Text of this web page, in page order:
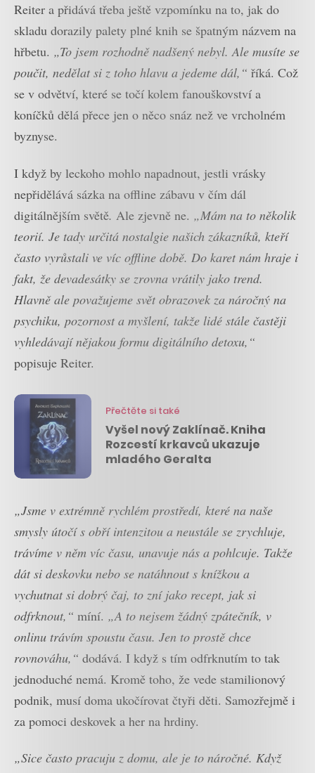
Reiter a přidává třeba ještě vzpomínku na to, jak do
skladu dorazily palety plné knih se špatným názvem na
hřbetu. „To jsem rozhodně nadšený nebyl. Ale musíte se
poučit, nedělat si z toho hlavu a jedeme dál,“ říká. Což
se v odvětví, které se točí kolem fanouškovství a
koníčků dělá přece jen o něco snáz než ve vrcholném
byznyse.
I když by leckoho mohlo napadnout, jestli vrásky
nepřidělává sázka na offline zábavu v čím dál
digitálnějším světě. Ale zjevně ne. „Mám na to několik
teorií. Je tady určitá nostalgie našich zákazníků, kteří
často vyrůstali ve víc offline době. Do karet nám hraje i
fakt, že devadesátky se zrovna vrátily jako trend.
Hlavně ale považujeme svět obrazovek za náročný na
psychiku, pozornost a myšlení, takže lidé stále častěji
vyhledávají nějakou formu digitálního detoxu,“
popisuje Reiter.
Přečtěte si také
Vyšel nový Zaklínač. Kniha
Rozcestí krkavců ukazuje
mladého Geralta
„Jsme v extrémně rychlém prostředí, které na naše
smysly útočí s obří intenzitou a neustále se zrychluje,
trávíme v něm víc času, unavuje nás a pohlcuje. Takže
dát si deskovku nebo se natáhnout s knížkou a
vychutnat si dobrý čaj, to zní jako recept, jak si
odfrknout,“ míní. „A to nejsem žádný zpátečník, v
onlinu trávím spoustu času. Jen to prostě chce
rovnováhu,“ dodává. I když s tím odfrknutím to tak
jednoduché nemá. Kromě toho, že vede stamilionový
podnik, musí doma ukočírovat čtyři děti. Samozřejmě i
za pomoci deskovek a her na hrdiny.
„Sice často pracuju z domu, ale je to náročné. Když